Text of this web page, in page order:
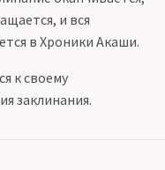
и вся
в Хроники Акаши.
к своему
заклинания.